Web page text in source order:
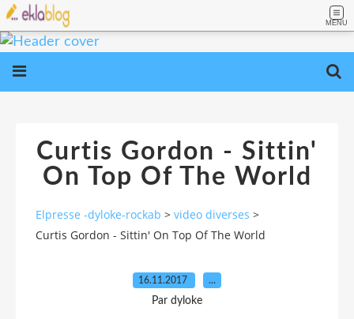
MENU
Curtis Gordon - Sittin'
On Top Of The World
Elpresse -dyloke-rockab > video diverses >
Curtis Gordon - Sittin' On Top Of The World
16.11.2017 …
Par dyloke